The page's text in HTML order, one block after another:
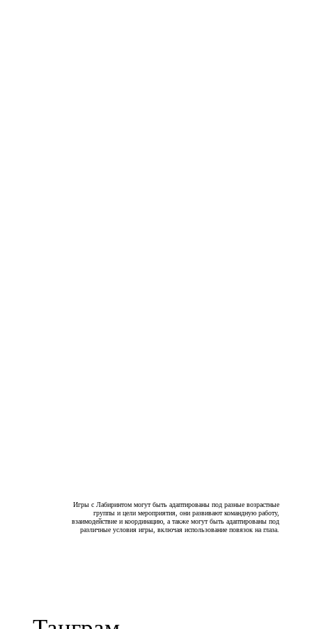
Игры с Лабиринтом могут быть адаптированы под разные возрастные
группы и цели мероприятия, они развивают командную работу,
взаимодействие и координацию, а также могут быть адаптированы под
различные условия игры, включая использование повязок на глаза.